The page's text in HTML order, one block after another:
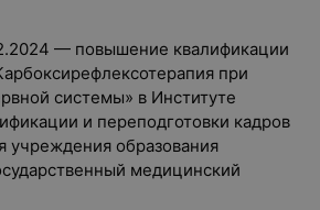
— повышение квалификации
при
системы» в Институте
и переподготовки кадров
учреждения образования
медицинский